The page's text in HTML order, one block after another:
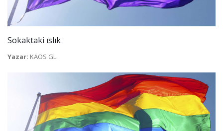
Sokaktaki ıslık
Yazar: KAOS GL